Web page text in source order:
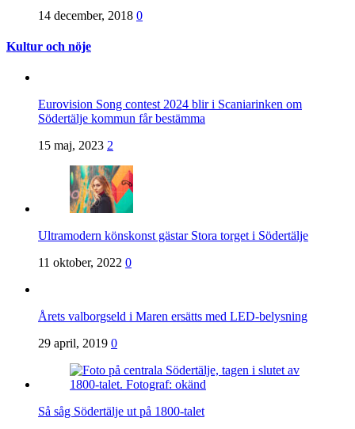
14 december, 2018 0
Kultur och nöje
Eurovision Song contest 2024 blir i Scaniarinken om
Södertälje kommun får bestämma
15 maj, 2023 2
Ultramodern könskonst gästar Stora torget i Södertälje
11 oktober, 2022 0
Årets valborgseld i Maren ersätts med LED-belysning
29 april, 2019 0
Så såg Södertälje ut på 1800-talet